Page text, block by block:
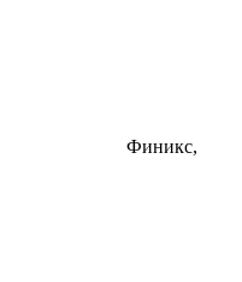
Финикс,